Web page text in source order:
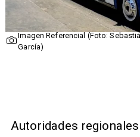
Imagen Referencial (Foto:
García)
Autoridades